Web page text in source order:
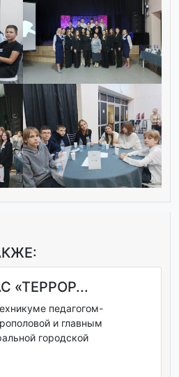
«ТЕРРОР...
педагогом-
и главным
городской